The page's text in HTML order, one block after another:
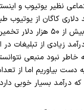
نظیر یوتیوب و
دلاری کاگان از یوتیوب
یوتیوب در یک ماه بیش از
زیادی از تبلیغات در
نبود منبعی
دست بیاوریم اما از
درآمد بسیار خوبی